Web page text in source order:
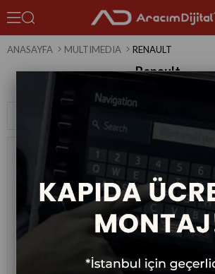
ANASAYFA MULTIMEDIA RENAULT
Renault